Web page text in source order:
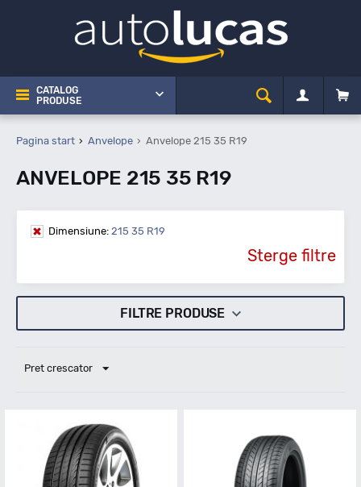
CATALOG
PRODUSE
Pagina start Anvelope Anvelope 215 35 R19
ANVELOPE 215 35 R19
Dimensiune: 215 35 R19
Sterge filtre
FILTRE PRODUSE
Pret crescator